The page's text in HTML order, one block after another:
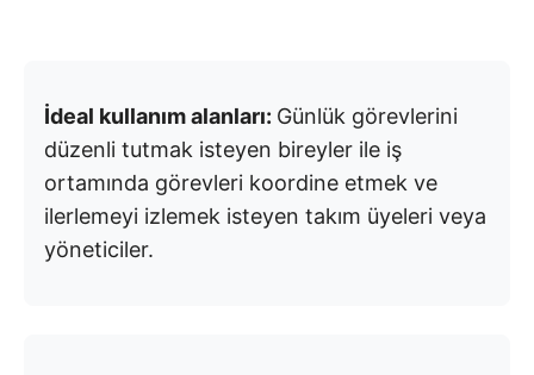
İdeal kullanım alanları: Günlük görevlerini
düzenli tutmak isteyen bireyler ile iş
ortamında görevleri koordine etmek ve
ilerlemeyi izlemek isteyen takım üyeleri veya
yöneticiler.